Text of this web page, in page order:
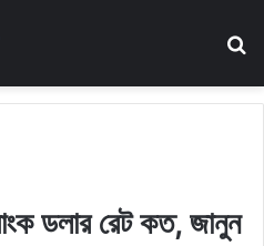
ডলার রেট কত, জানুন